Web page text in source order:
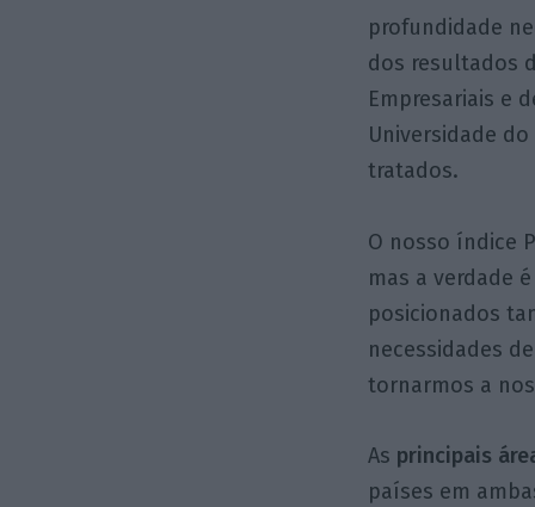
profundidade
dos resultados
Empresariais e
Universidade
tratados.
O nosso índice
mas a verdade
posicionados
necessidades
tornarmos a
As principais
países em